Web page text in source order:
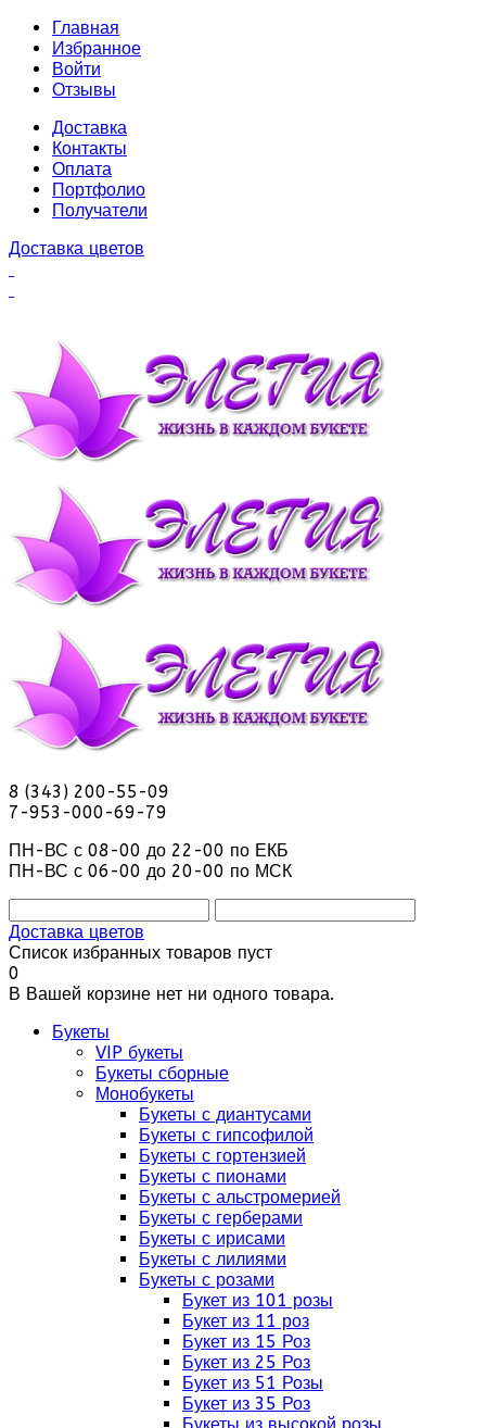
Главная
Избранное
Войти
Отзывы
Доставка
Контакты
Оплата
Портфолио
Получатели
Доставка цветов
8 (343) 200-55-09
7-953-000-69-79
ПН-ВС с 08-00 до 22-00 по ЕКБ
ПН-ВС с 06-00 до 20-00 по МСК
Доставка цветов
Список избранных товаров пуст
0
В Вашей корзине нет ни одного товара.
Букеты
VIP букеты
Букеты сборные
Монобукеты
Букеты с диантусами
Букеты с гипсофилой
Букеты с гортензией
Букеты с пионами
Букеты с альстромерией
Букеты с герберами
Букеты с ирисами
Букеты с лилиями
Букеты с розами
Букет из 101 розы
Букет из 11 роз
Букет из 15 Роз
Букет из 25 Роз
Букет из 51 Розы
Букет из 35 Роз